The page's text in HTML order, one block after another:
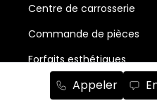
Appeler
Centre de carrosserie
Commande de pièces
Forfaits esthétiques
Planifiez un rendez-vous